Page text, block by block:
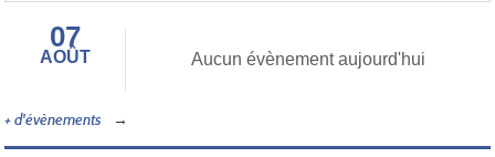
07
AOÛT Aucun évènement aujourd'hui
+ d'évènements